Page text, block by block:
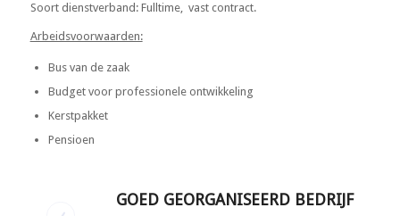
Soort dienstverband: Fulltime, vast contract.
Arbeidsvoorwaarden:
Bus van de zaak
Budget voor professionele ontwikkeling
Kerstpakket
Pensioen
GOED GEORGANISEERD BEDRIJF